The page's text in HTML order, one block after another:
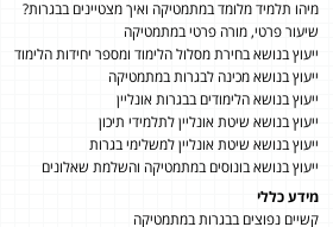
מיהו תלמיד מלומד במתמטיקה ואיך מצטיינים בבגרות?
שיעור פרטי, מורה פרטי במתמטיקה
ייעוץ בנושא בחירת מסלול הלימוד ומספר יחידות הלימוד
ייעוץ בנושא מכינה לבגרות במתמטיקה
ייעוץ בנושא הלימודים בבגרות אונליין
ייעוץ בנושא שיטת אונליין לתלמידי תיכון
ייעוץ בנושא שיטת אונליין למשלימי בגרות
ייעוץ בנושא בונוסים במתמטיקה והשלמת שאלונים
מידע כללי
קשיים נפוצים בבגרות במתמטיקה